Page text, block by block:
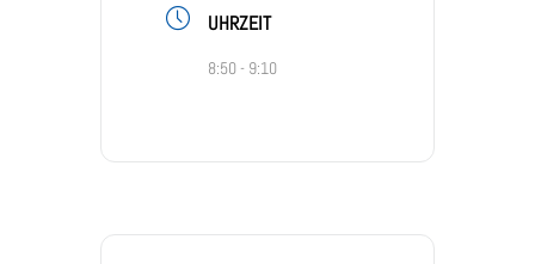
UHRZEIT
8:50 - 9:10